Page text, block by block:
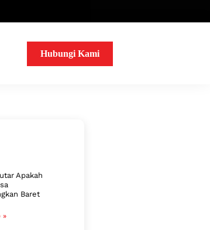
Hubungi Kami
Apakah
Baret
»